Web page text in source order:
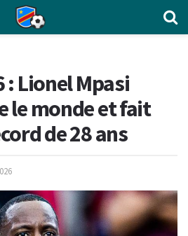
: Lionel Mpasi
le monde et fait
de 28 ans